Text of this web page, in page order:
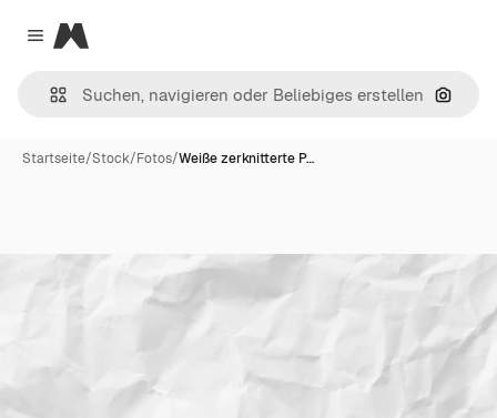
Close menu
Magnific
Nach
Startseite/Stock/Fotos/Weiße zerknitterte P…